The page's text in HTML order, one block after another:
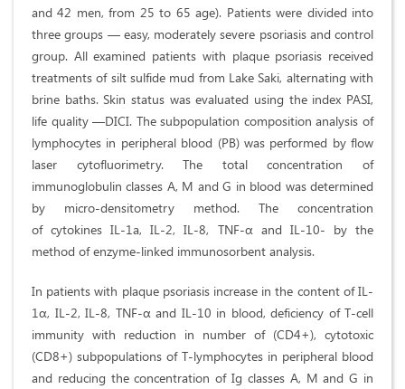
and 42 men, from 25 to 65 age). Patients were divided into
three groups — easy, moderately severe psoriasis and control
group. All examined patients with plaque psoriasis received
treatments of silt sulfide mud from Lake Saki, alternating with
brine baths. Skin status was evaluated using the index PASI,
life quality —DICI. The subpopulation composition analysis of
lymphocytes in peripheral blood (PB) was performed by flow
laser cytofluorimetry. The total concentration of
immunoglobulin classes A, M and G in blood was determined
by micro-densitometry method. The concentration
of cytokines IL-1a, IL-2, IL-8, TNF-α and IL-10- by the
method of enzyme-linked immunosorbent analysis.
In patients with plaque psoriasis increase in the content of IL-
1α, IL-2, IL-8, TNF-α and IL-10 in blood, deficiency of T-cell
immunity with reduction in number of (CD4+), cytotoxic
(CD8+) subpopulations of T-lymphocytes in peripheral blood
and reducing the concentration of Ig classes A, M and G in